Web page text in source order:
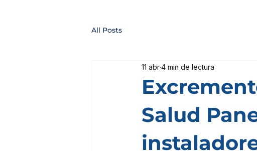
All Posts
Salud
11 abr4 min de lectura